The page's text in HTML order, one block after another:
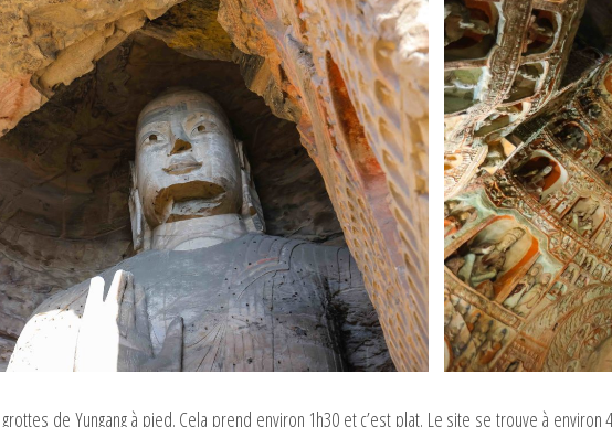
de Yungang à pied. Cela prend environ 1h30 et c’est plat. Le site se trouve à